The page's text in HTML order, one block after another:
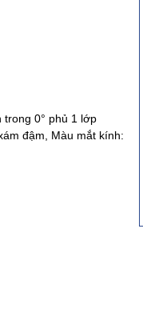
trong 0° phủ 1 lớp
đậm, Màu mắt kính: